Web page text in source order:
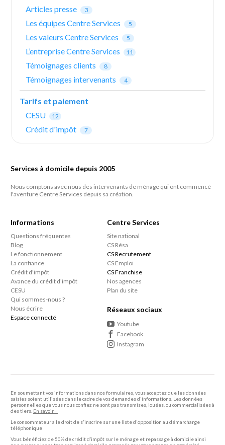
Articles presse
3
Les équipes Centre Services 5
Les valeurs Centre Services 5
L’entreprise Centre Services 11
Témoignages clients 8
Témoignages intervenants 4
Tarifs et paiement
CESU
12
Crédit d'impôt 7
Services à domicile depuis 2005
Nous comptons avec nous des intervenants de ménage qui ont commencé
l'aventure Centre Services depuis sa création.
Informations
Questions fréquentes
Blog
Le fonctionnement
La confiance
Crédit d'impôt
Avance du crédit d'impôt
CESU
Qui sommes-nous ?
Nous écrire
Espace connecté
Centre Services
Site national
CS Résa
CS Recrutement
CS Emploi
CS Franchise
Nos agences
Plan du site
Réseaux sociaux
Youtube
Facebook
Instagram
En soumettant vos informations dans nos formulaires, vous acceptez que les données
saisies soient utilisées dans le cadre de vos demandes d'informations. Les données
personnelles que vous nous confiez ne sont pas transmises, louées, ou commercialisées à
des tiers. En savoir +
Le consommateur a le droit de s'inscrire sur une liste d'opposition au démarcharge
téléphonique
Vous bénéficiez de 50% de crédit d’impôt sur le ménage et repassage à domicile ainsi